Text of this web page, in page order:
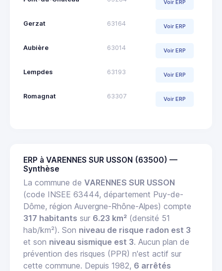
Voir ERP
Gerzat 63164 Voir ERP
Aubière 63014 Voir ERP
Lempdes 63193 Voir ERP
Romagnat 63307 Voir ERP
ERP à VARENNES SUR USSON (63500) —
Synthèse
La commune de VARENNES SUR USSON
(code INSEE 63444, département Puy-de-
Dôme, région Auvergne-Rhône-Alpes) compte
317 habitants sur 6.23 km² (densité 51
hab/km²). Son niveau de risque radon est 3
et son niveau sismique est 3. Aucun plan de
prévention des risques (PPR) n'est actif sur
cette commune. Depuis 1982, 6 arrêtés